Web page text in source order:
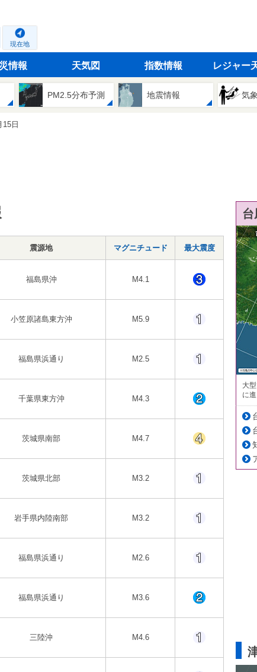
現在地
情報 天気図 指数情報 レジャー
PM2.5分布予測 地震情報 気
15日
震源地 マグニチュード 最大震度
福島県沖 M4.1
小笠原諸島東方沖 M5.9
福島県浜通り M2.5
千葉県東方沖 M4.3
茨城県南部 M4.7
茨城県北部 M3.2
岩手県内陸南部 M3.2
福島県浜通り M2.6
福島県浜通り M3.6
三陸沖 M4.6
大
に